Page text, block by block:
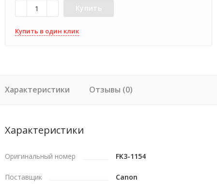
Купить
Купить в один клик
Характеристики Отзывы (0)
Характеристики
Оригинальный номер FK3-1154
Поставщик Canon